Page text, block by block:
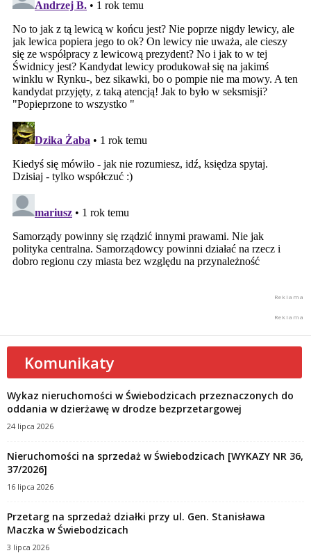
Komunikaty
Wykaz nieruchomości w Świebodzicach przeznaczonych do
oddania w dzierżawę w drodze bezprzetargowej
24 lipca 2026
Nieruchomości na sprzedaż w Świebodzicach [WYKAZY NR 36,
37/2026]
16 lipca 2026
Przetarg na sprzedaż działki przy ul. Gen. Stanisława
Maczka w Świebodzicach
3 lipca 2026